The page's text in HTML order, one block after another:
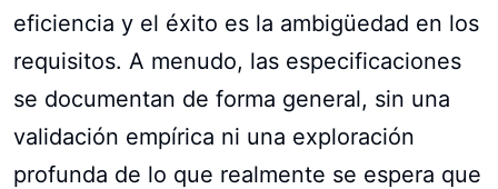
eficiencia y el éxito es la ambigüedad en los
requisitos. A menudo, las especificaciones
se documentan de forma general, sin una
validación empírica ni una exploración
profunda de lo que realmente se espera que